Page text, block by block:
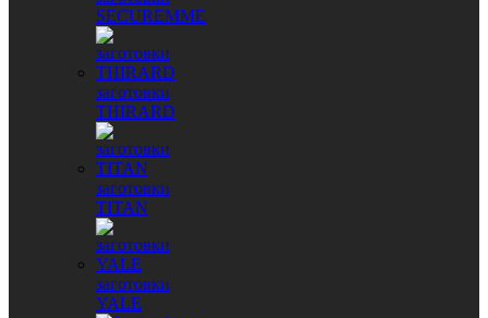
SECUREMME
заготовки
THIRARD
заготовки
TITAN
заготовки
YALE